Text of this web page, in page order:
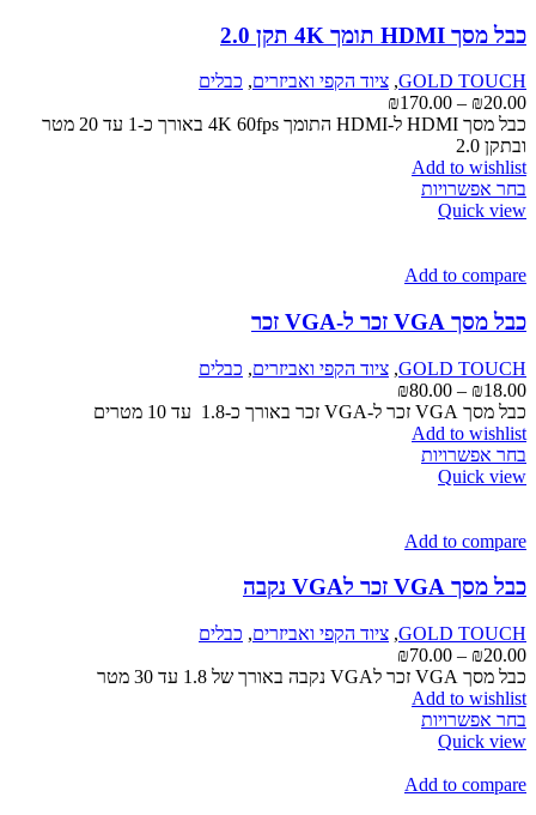
ניתן
לבחור
את
האפשרויות
בעמוד
כבל מסך HDMI תומך 4K תקן 2.0
GOLD TOUCH
, ציוד הקפי ואביזרים, כבלים
₪20.00
–
₪170.00
מחירים:
כבל מסך HDMI ל-HDMI התומך 4K 60fps באורך כ-1 עד 20 מטר
ובתקן 2.0
Add to wishlist
בחר אפשרויות
סוגים.
לבחור
את
האפשרויות
בעמוד
המוצר
Quick view
Add to compare
כבל מסך VGA זכר ל-VGA זכר
GOLD TOUCH
, ציוד הקפי ואביזרים, כבלים
₪18.00
–
₪80.00
מחירים:
כבל מסך VGA זכר ל-VGA זכר באורך כ-1.8 עד 10 מטרים
Add to wishlist
בחר אפשרויות
סוגים.
לבחור
האפשרויות
בעמוד
המוצר
Quick view
Add to compare
כבל מסך VGA זכר לVGA נקבה
GOLD TOUCH
, ציוד הקפי ואביזרים, כבלים
₪20.00
–
₪70.00
מחירים:
כבל מסך VGA זכר לVGA נקבה באורך של 1.8 עד 30 מטר
Add to wishlist
בחר אפשרויות
מספר
Quick view
Add to compare